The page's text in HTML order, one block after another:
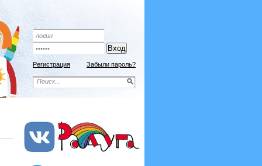
Регистрация Забыли пароль?